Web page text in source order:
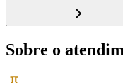
Sobre o